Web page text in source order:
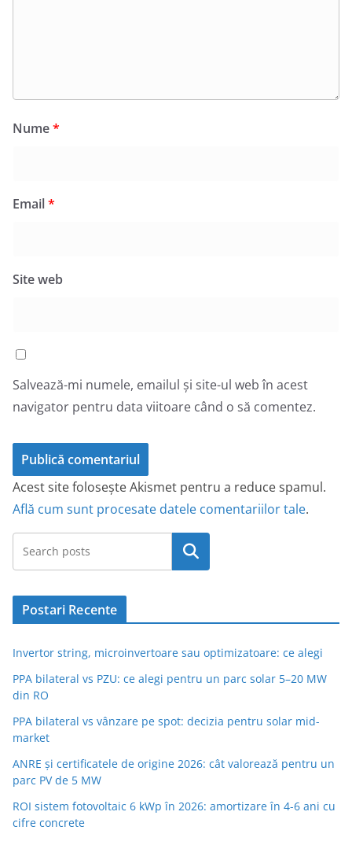
Nume*
Email*
Site web
Salvează-mi numele, emailul și site-ul web în acest
navigator pentru data viitoare când o să comentez.
Acest site folosește Akismet pentru a reduce spamul.
Află cum sunt procesate datele comentariilor tale.
Caută
Postari Recente
Invertor string, microinvertoare sau optimizatoare: ce alegi
PPA bilateral vs PZU: ce alegi pentru un parc solar 5–20 MW
din RO
PPA bilateral vs vânzare pe spot: decizia pentru solar mid-
market
ANRE și certificatele de origine 2026: cât valorează pentru un
parc PV de 5 MW
ROI sistem fotovoltaic 6 kWp în 2026: amortizare în 4-6 ani cu
cifre concrete